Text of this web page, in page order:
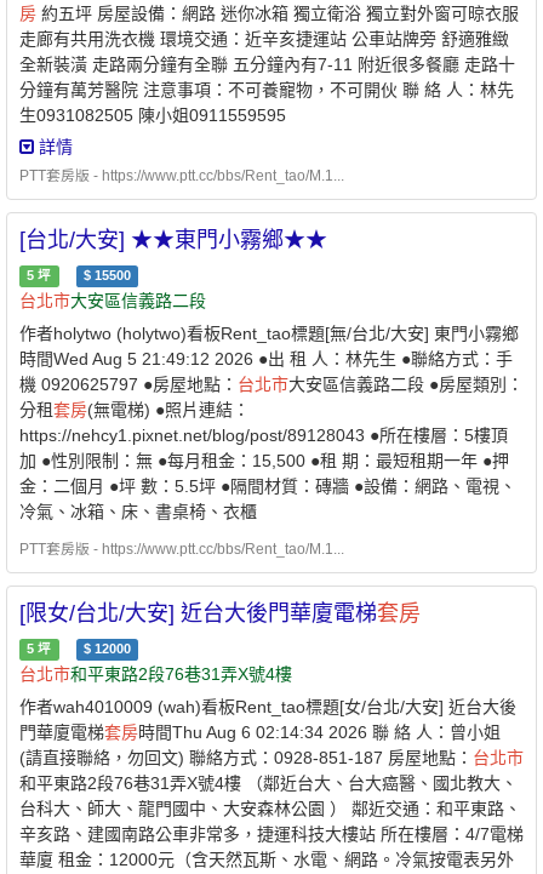
房 約五坪 房屋設備：網路 迷你冰箱 獨立衛浴 獨立對外窗可晾衣服
走廊有共用洗衣機 環境交通：近辛亥捷運站 公車站牌旁 舒適雅緻
全新裝潢 走路兩分鐘有全聯 五分鐘內有7-11 附近很多餐廳 走路十
分鐘有萬芳醫院 注意事項：不可養寵物，不可開伙 聯 絡 人：林先
生0931082505 陳小姐0911559595
https://i.ibb.co/wZM2szMm/IMG-2368.jpg
https://i.ibb.co/8LhK8FgD/IMG-2369.jpg
https://i.ibb.co/cBQnwyH/IMG-2376.jpg
https://i.ibb.co/fVNSjvKg/IMG-2372.jpg
詳情
PTT套房版 - https://www.ptt.cc/bbs/Rent_tao/M.1...
[台北/大安] ★★東門小霧鄉★★
5 坪 $ 15500
台北市大安區信義路二段
作者holytwo (holytwo)看板Rent_tao標題[無/台北/大安] 東門小霧鄉
時間Wed Aug 5 21:49:12 2026 ●出 租 人：林先生 ●聯絡方式：手
機 0920625797 ●房屋地點： 台北市大安區信義路二段 ●房屋類別：
分租套房(無電梯) ●照片連結：
https://nehcy1.pixnet.net/blog/post/89128043 ●所在樓層：5樓頂
加 ●性別限制：無 ●每月租金：15,500 ●租 期：最短租期一年 ●押
金：二個月 ●坪 數：5.5坪 ●隔間材質：磚牆 ●設備：網路、電視、
冷氣、冰箱、床、書桌椅、衣櫃
PTT套房版 - https://www.ptt.cc/bbs/Rent_tao/M.1...
[限女/台北/大安] 近台大後門華廈電梯套房
5 坪 $ 12000
台北市和平東路2段76巷31弄X號4樓
作者wah4010009 (wah)看板Rent_tao標題[女/台北/大安] 近台大後
門華廈電梯套房時間Thu Aug 6 02:14:34 2026 聯 絡 人：曾小姐
(請直接聯絡，勿回文) 聯絡方式：0928-851-187 房屋地點： 台北市
和平東路2段76巷31弄X號4樓 （鄰近台大、台大癌醫、國北教大、
台科大、師大、龍門國中、大安森林公園 ） 鄰近交通：和平東路、
辛亥路、建國南路公車非常多，捷運科技大樓站 所在樓層：4/7電梯
華廈 租金：12000元（含天然瓦斯、水電、網路。冷氣按電表另外